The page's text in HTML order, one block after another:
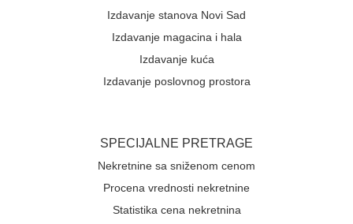
Izdavanje stanova Novi Sad
Izdavanje magacina i hala
Izdavanje kuća
Izdavanje poslovnog prostora
SPECIJALNE PRETRAGE
Nekretnine sa sniženom cenom
Procena vrednosti nekretnine
Statistika cena nekretnina